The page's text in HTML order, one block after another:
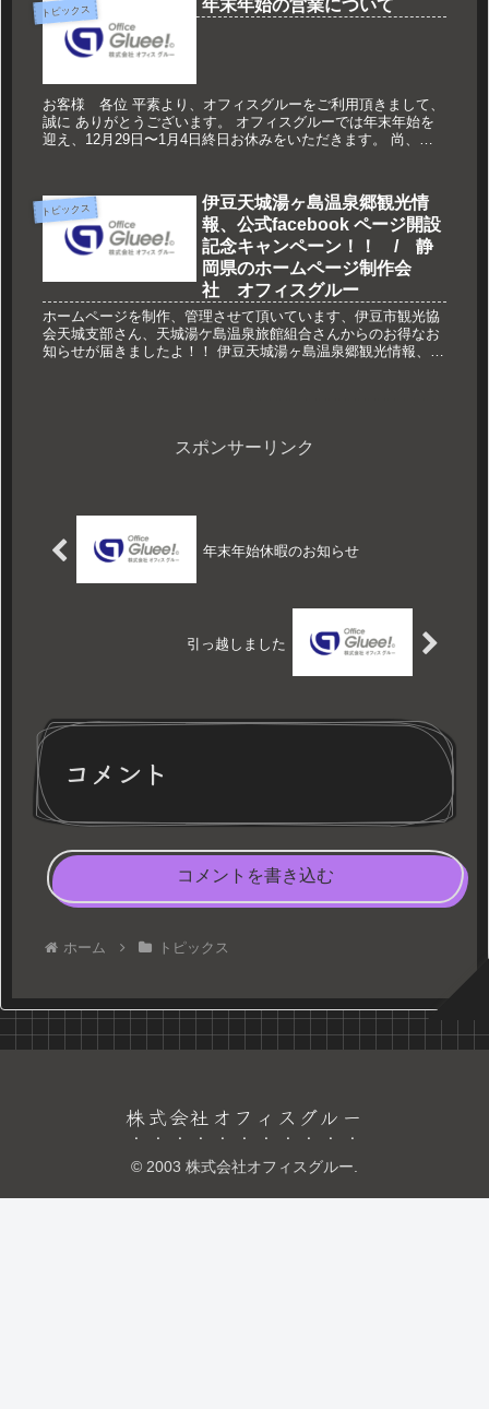
トピックス 年末年始の営業について
お客様 各位 平素より、オフィスグルーをご利用頂きまして、
誠に ありがとうございます。 オフィスグルーでは年末年始を
迎え、12月29日〜1月4日終日お休みをいただきます。 尚、緊
トピックス
伊豆天城湯ヶ島温泉郷観光情
報、公式facebook ページ開設
記念キャンペーン！！ / 静
岡県のホームページ制作会
社 オフィスグルー
ホームページを制作、管理させて頂いています、伊豆市観光協
会天城支部さん、天城湯ケ島温泉旅館組合さんからのお得なお
知らせが届きましたよ！！ 伊豆天城湯ヶ島温泉郷観光情報、公
スポンサーリンク
年末年始休暇のお知らせ
引っ越しました
コメント
コメントを書き込む
ホーム トピックス
株式会社オフィスグルー
© 2003 株式会社オフィスグルー.